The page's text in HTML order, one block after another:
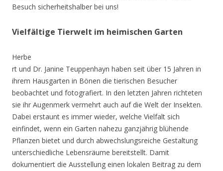
Besuch sicherheitshalber bei uns!
Vielfältige Tierwelt im heimischen Garten
Herbe
rt und Dr. Janine Teuppenhayn haben seit über 15 Jahren in
ihrem Hausgarten in Bönen die tierischen Besucher
beobachtet und fotografiert. In den letzten Jahren richteten
sie ihr Augenmerk vermehrt auch auf die Welt der Insekten.
Dabei erstaunt es immer wieder, welche Vielfalt sich
einfindet, wenn ein Garten nahezu ganzjährig blühende
Pflanzen bietet und durch abwechslungsreiche Gestaltung
unterschiedliche Lebensräume bereitstellt. Damit
dokumentiert die Ausstellung einen lokalen Beitrag zu dem